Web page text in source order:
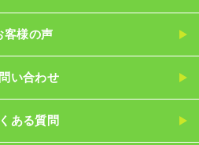
客様の声
い合わせ
ある質問